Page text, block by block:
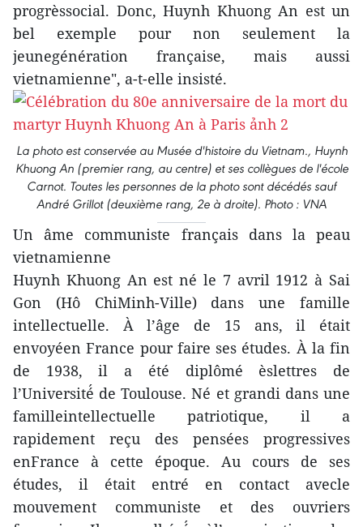
progrèssocial. Donc, Huynh Khuong An est un
bel exemple pour non seulement la
jeunegénération française, mais aussi
vietnamienne", a-t-elle insisté.
La photo est conservée au Musée d'histoire du Vietnam., Huynh
Khuong An (premier rang, au centre) et ses collègues de l'école
Carnot. Toutes les personnes de la photo sont décédés sauf
André Grillot (deuxième rang, 2e à droite). Photo : VNA
Un âme communiste français dans la peau
vietnamienne
Huynh Khuong An est né le 7 avril 1912 à Sai
Gon (Hô ChiMinh-Ville) dans une famille
intellectuelle. À l’âge de 15 ans, il était
envoyéen France pour faire ses études. À la fin
de 1938, il a été diplômé èslettres de
l’Université́ de Toulouse. Né et grandi dans une
familleintellectuelle patriotique, il a
rapidement reçu des pensées progressives
enFrance à cette époque. Au cours de ses
études, il était entré en contact avecle
mouvement communiste et des ouvriers